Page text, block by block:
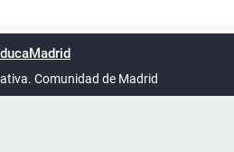
España
Comunidad de Madrid